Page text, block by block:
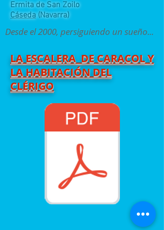
Ermita de San Zoilo
Cáseda(Navarra)
Desde el 2000, persiguiendo un sueño...
LA ESCALERA DE CARACOL Y
LA HABITACIÓN DEL
CLÉRIGO